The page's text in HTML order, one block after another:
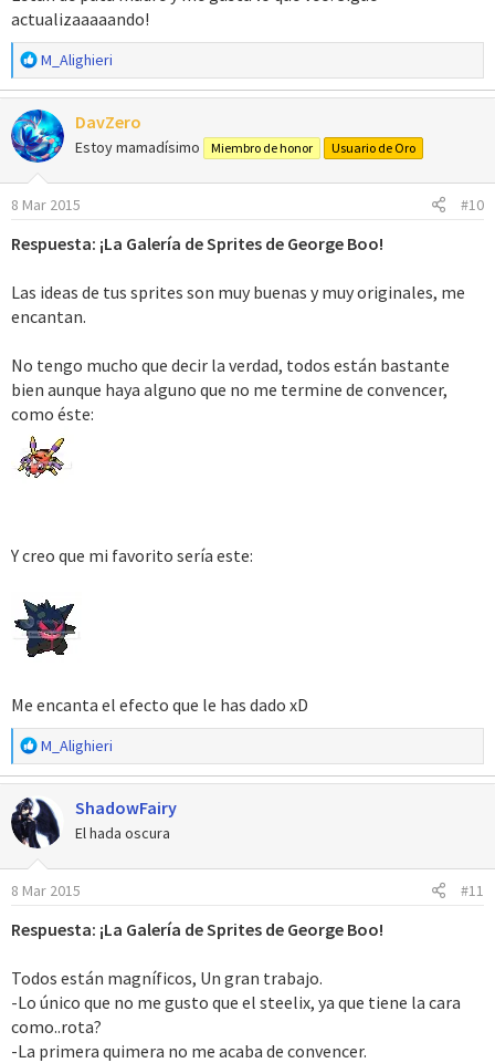
actualizaaaaando!
R
e
a
c
c
i
o
n
s
M_Alighieri
DavZero
Estoy mamadísimo Miembro de honor Usuario de Oro
8 Mar 2015 #10
Respuesta: ¡La Galería de Sprites de George Boo!
Las ideas de tus sprites son muy buenas y muy originales, me
encantan.
No tengo mucho que decir la verdad, todos están bastante
bien aunque haya alguno que no me termine de convencer,
como éste:
Y creo que mi favorito sería este:
Me encanta el efecto que le has dado xD
R
e
a
c
c
i
o
n
s
M_Alighieri
ShadowFairy
El hada oscura
8 Mar 2015 #11
Respuesta: ¡La Galería de Sprites de George Boo!
Todos están magníficos, Un gran trabajo.
-Lo único que no me gusto que el steelix, ya que tiene la cara
como..rota?
-La primera quimera no me acaba de convencer.